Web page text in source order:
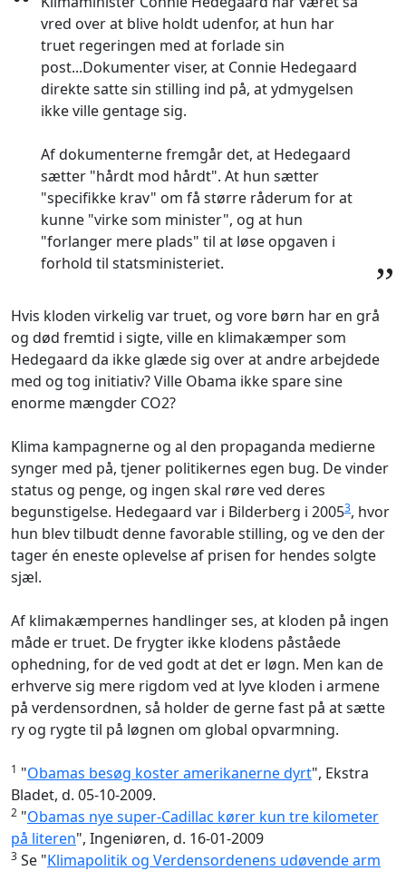
vred over at blive holdt udenfor, at hun har
truet regeringen med at forlade sin
post...Dokumenter viser, at Connie Hedegaard
direkte satte sin stilling ind på, at ydmygelsen
ikke ville gentage sig.
Af dokumenterne fremgår det, at Hedegaard
sætter "hårdt mod hårdt". At hun sætter
"specifikke krav" om få større råderum for at
kunne "virke som minister", og at hun
"forlanger mere plads" til at løse opgaven i
forhold til statsministeriet.
”
Hvis kloden virkelig var truet, og vore børn har en grå
og død fremtid i sigte, ville en klimakæmper som
Hedegaard da ikke glæde sig over at andre arbejdede
med og tog initiativ? Ville Obama ikke spare sine
enorme mængder CO2?
Klima kampagnerne og al den propaganda medierne
synger med på, tjener politikernes egen bug. De vinder
status og penge, og ingen skal røre ved deres
begunstigelse. Hedegaard var i Bilderberg i 20053, hvor
hun blev tilbudt denne favorable stilling, og ve den der
tager én eneste oplevelse af prisen for hendes solgte
sjæl.
Af klimakæmpernes handlinger ses, at kloden på ingen
måde er truet. De frygter ikke klodens påståede
ophedning, for de ved godt at det er løgn. Men kan de
erhverve sig mere rigdom ved at lyve kloden i armene
på verdensordnen, så holder de gerne fast på at sætte
ry og rygte til på løgnen om global opvarmning.
1 "Obamas besøg koster amerikanerne dyrt", Ekstra
Bladet, d. 05-10-2009.
2 "Obamas nye super-Cadillac kører kun tre kilometer
på literen", Ingeniøren, d. 16-01-2009
3 Se "Klimapolitik og Verdensordenens udøvende arm